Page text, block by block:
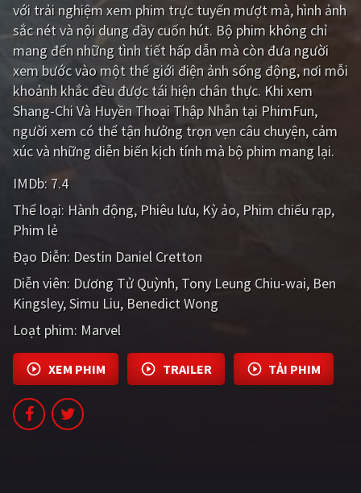
GameShow DramaTV
QUỐC GIA
Âu - Mỹ Trung Quốc - Hồng Kông
Hàn Quốc Nhật Bản
Ấn Độ Việt Nam
Tổng hợp
CẬP NHẬT
PHIM MỚI
PHIM BỘ
PHIM LẺ
PHIM CHIẾU RẠP
TUYỂN TẬP PHIM
BLOG
với trải nghiệm xem phim trực tuyến mượt mà, hình ảnh
sắc nét và nội dung đầy cuốn hút. Bộ phim không chỉ
mang đến những tình tiết hấp dẫn mà còn đưa người
xem bước vào một thế giới điện ảnh sống động, nơi mỗi
khoảnh khắc đều được tái hiện chân thực. Khi xem
Shang-Chi Và Huyền Thoại Thập Nhẫn tại PhimFun,
người xem có thể tận hưởng trọn vẹn câu chuyện, cảm
xúc và những diễn biến kịch tính mà bộ phim mang lại.
IMDb: 7.4
Thể loại: Hành động Phiêu lưu Kỳ ảo Phim chiếu rạp
Phim lẻ
Đạo Diễn: Destin Daniel Cretton
Diễn viên: Dương Tử Quỳnh Tony Leung Chiu-wai Ben
Kingsley Simu Liu Benedict Wong
Loạt phim: Marvel
XEM PHIM TRAILER TẢI PHIM